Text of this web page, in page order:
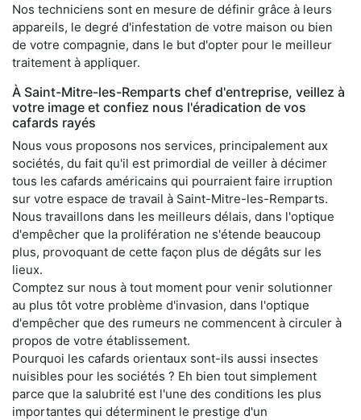
Nos techniciens sont en mesure de définir grâce à leurs
appareils, le degré d'infestation de votre maison ou bien
de votre compagnie, dans le but d'opter pour le meilleur
traitement à appliquer.
À Saint-Mitre-les-Remparts chef d'entreprise, veillez à
votre image et confiez nous l'éradication de vos
cafards rayés
Nous vous proposons nos services, principalement aux
sociétés, du fait qu'il est primordial de veiller à décimer
tous les cafards américains qui pourraient faire irruption
sur votre espace de travail à Saint-Mitre-les-Remparts.
Nous travaillons dans les meilleurs délais, dans l'optique
d'empêcher que la prolifération ne s'étende beaucoup
plus, provoquant de cette façon plus de dégâts sur les
lieux.
Comptez sur nous à tout moment pour venir solutionner
au plus tôt votre problème d'invasion, dans l'optique
d'empêcher que des rumeurs ne commencent à circuler à
propos de votre établissement.
Pourquoi les cafards orientaux sont-ils aussi insectes
nuisibles pour les sociétés ? Eh bien tout simplement
parce que la salubrité est l'une des conditions les plus
importantes qui déterminent le prestige d'un